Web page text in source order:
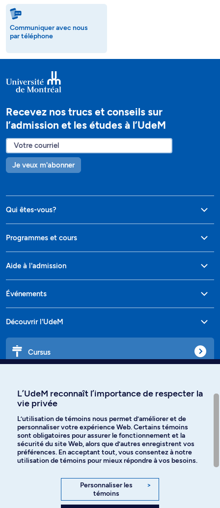
Communiquer avec nous
par téléphone
Recevez nos trucs et conseils sur
l’admission et les études à l’UdeM
Je veux m'abonner
Qui êtes-vous?
Programmes et cours
Aide à l'admission
Événements
Découvrir l'UdeM
Cursus
Langues
Facebook Instagram
YouTube
L’UdeM reconnaît l’importance de respecter la
vie privée
L’utilisation de témoins nous permet d’améliorer et de
personnaliser votre expérience Web. Certains témoins
sont obligatoires pour assurer le fonctionnement et la
sécurité du site Web, alors que d’autres enregistrent vos
préférences. En acceptant tout, vous consentez à notre
utilisation de témoins pour mieux répondre à vos besoins.
Personnaliser les
témoins
>